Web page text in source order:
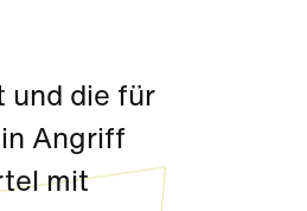
und die für
Angriff
mit